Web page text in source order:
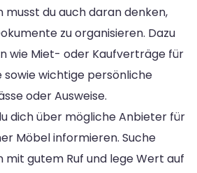
musst du auch daran denken,
zu organisieren. Dazu
wie Miet- oder Kaufverträge für
sowie wichtige persönliche
oder Ausweise.
dich über mögliche Anbieter für
Möbel informieren. Suche
gutem Ruf und lege Wert auf